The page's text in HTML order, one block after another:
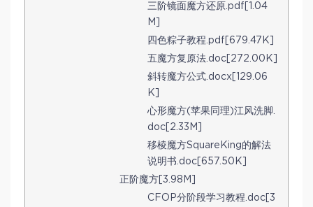
三阶镜面魔方还原.pdf[1.04
M]
四色粽子教程.pdf[679.47K]
五魔方复原法.doc[272.00K]
斜转魔方公式.docx[129.06
K]
心形魔方(苹果同理)江风洗脚.
doc[2.33M]
移棱魔方SquareKing的解法
说明书.doc[657.50K]
正阶魔方[3.98M]
CFOP分阶段学习教程.doc[3